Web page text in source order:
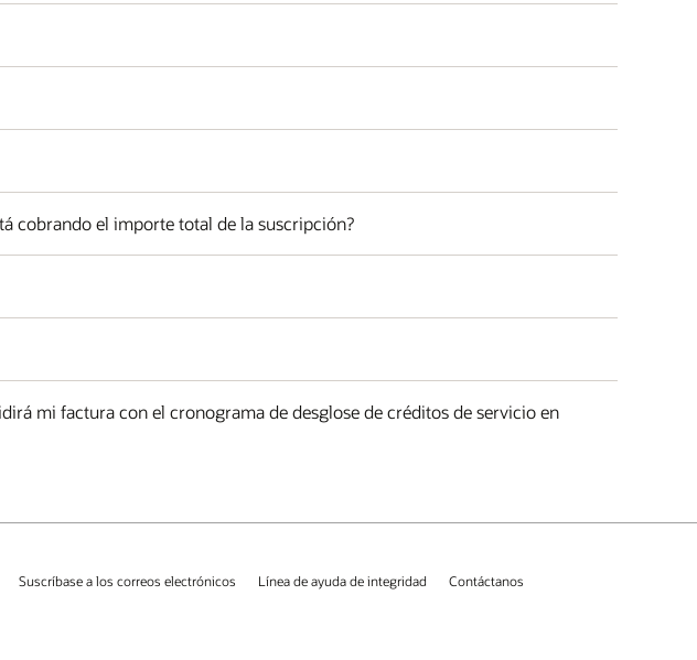
cobrando el importe total de la suscripción?
mi factura con el cronograma de desglose de créditos de servicio en
Suscríbase a los correos electrónicos Línea de ayuda de integridad Contáctanos